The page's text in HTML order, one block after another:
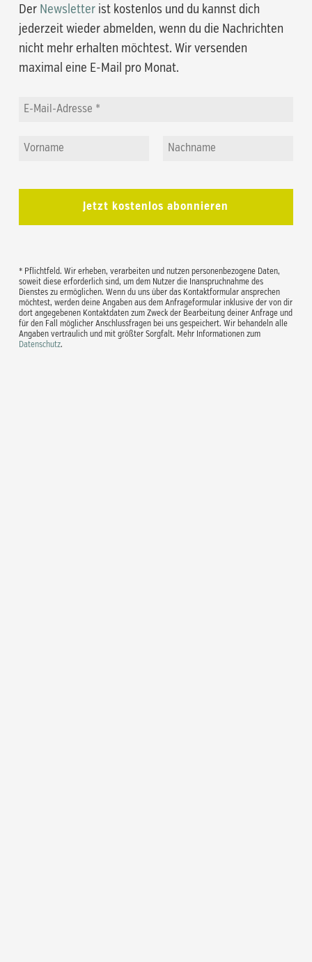
Der Newsletterist kostenlos und du kannst dich
jederzeit wieder abmelden, wenn du die Nachrichten
nicht mehr erhalten möchtest. Wir versenden
maximal eine E-Mail pro Monat.
* Pflichtfeld. Wir erheben, verarbeiten und nutzen personenbezogene Daten,
soweit diese erforderlich sind, um dem Nutzer die Inanspruchnahme des
Dienstes zu ermöglichen. Wenn du uns über das Kontaktformular ansprechen
möchtest, werden deine Angaben aus dem Anfrageformular inklusive der von dir
dort angegebenen Kontaktdaten zum Zweck der Bearbeitung deiner Anfrage und
für den Fall möglicher Anschlussfragen bei uns gespeichert. Wir behandeln alle
Angaben vertraulich und mit größter Sorgfalt. Mehr Informationen zum
Datenschutz.